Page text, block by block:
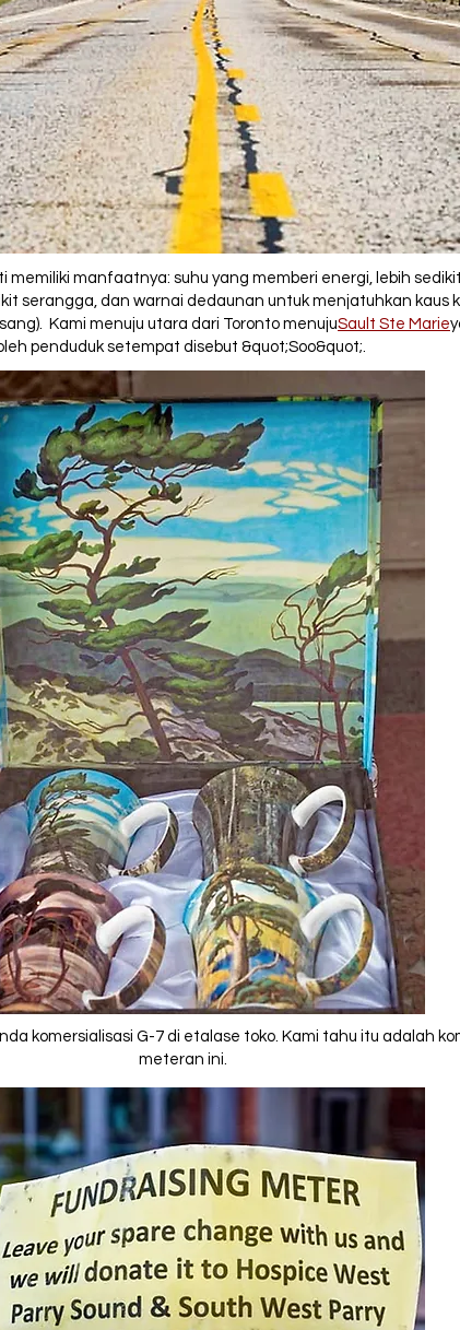
memiliki manfaatnya: suhu yang memberi energi, lebih
serangga, dan warnai dedaunan untuk menjatuhkan kaus
Kami menuju utara dari Toronto menujuSault Ste Marie
penduduk setempat disebut &quot;Soo&quot;.
komersialisasi G-7 di etalase toko. Kami tahu itu adalah
meteran ini.